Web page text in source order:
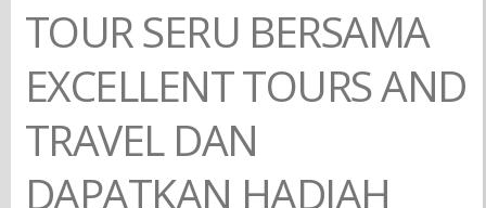
TOUR SERU BERSAMA
EXCELLENT TOURS AND
TRAVEL DAN
DAPATKAN HADIAH